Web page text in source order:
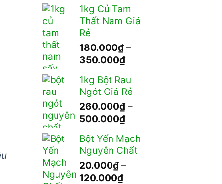
1kg Củ Tam
Thất Nam Giá
Rẻ
180.000₫ –
350.000₫Khoảng
từ
180.000₫
đến
350.000₫
1kg Bột Rau
Ngót Giá Rẻ
260.000₫ –
500.000₫Khoảng
từ
260.000₫
đến
Bột Yến Mạch
Nguyên Chất
20.000₫ –
120.000₫Khoảng